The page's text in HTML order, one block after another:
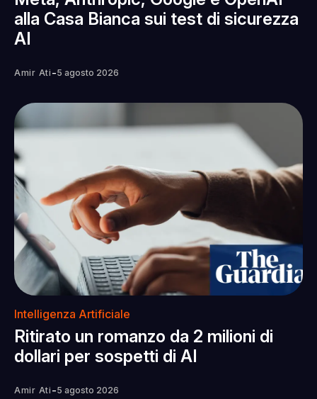
alla Casa Bianca sui test di sicurezza
AI
Amir Ati -5 agosto 2026
Intelligenza Artificiale
Ritirato un romanzo da 2 milioni di
dollari per sospetti di AI
Amir Ati -5 agosto 2026